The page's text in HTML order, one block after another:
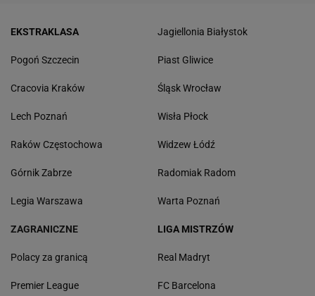
EKSTRAKLASA
Pogoń Szczecin
Cracovia Kraków
Lech Poznań
Raków Częstochowa
Górnik Zabrze
Legia Warszawa
Jagiellonia Białystok
Piast Gliwice
Śląsk Wrocław
Wisła Płock
Widzew Łódź
Radomiak Radom
Warta Poznań
ZAGRANICZNE
Polacy za granicą
Premier League
LIGA MISTRZÓW
Real Madryt
FC Barcelona